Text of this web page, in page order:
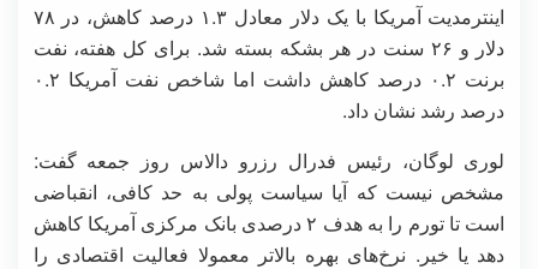
اینترمدیت آمریکا با یک دلار معادل ۱.۳ درصد کاهش، در ۷۸
دلار و ۲۶ سنت در هر بشکه بسته شد. برای کل هفته، نفت
برنت ۰.۲ درصد کاهش داشت اما شاخص نفت آمریکا ۰.۲
درصد رشد نشان داد.
لوری لوگان، رئیس فدرال رزرو دالاس روز جمعه گفت:
مشخص نیست که آیا سیاست پولی به حد کافی، انقباضی
است تا تورم را به هدف ۲ درصدی بانک مرکزی آمریکا کاهش
دهد یا خیر. نرخ‌های بهره بالاتر معمولا فعالیت اقتصادی را